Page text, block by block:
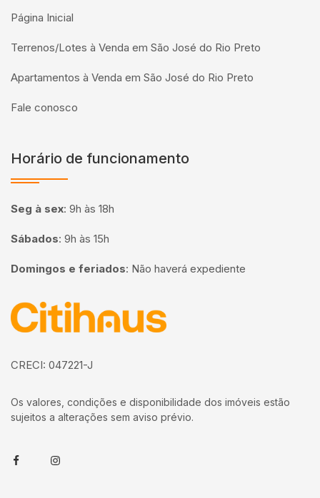
Página Inicial
Terrenos/Lotes à Venda em São José do Rio Preto
Apartamentos à Venda em São José do Rio Preto
Fale conosco
Horário de funcionamento
Seg à sex: 9h às 18h
Sábados: 9h às 15h
Domingos e feriados: Não haverá expediente
Página inicial
CRECI: 047221-J
Os valores, condições e disponibilidade dos imóveis estão
sujeitos a alterações sem aviso prévio.
FacebookInstagram